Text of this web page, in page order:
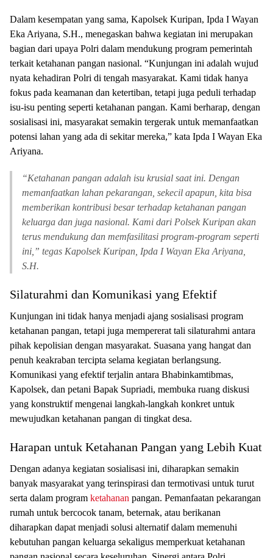
Dalam kesempatan yang sama, Kapolsek Kuripan, Ipda I Wayan
Eka Ariyana, S.H., menegaskan bahwa kegiatan ini merupakan
bagian dari upaya Polri dalam mendukung program pemerintah
terkait ketahanan pangan nasional. “Kunjungan ini adalah wujud
nyata kehadiran Polri di tengah masyarakat. Kami tidak hanya
fokus pada keamanan dan ketertiban, tetapi juga peduli terhadap
isu-isu penting seperti ketahanan pangan. Kami berharap, dengan
sosialisasi ini, masyarakat semakin tergerak untuk memanfaatkan
potensi lahan yang ada di sekitar mereka,” kata Ipda I Wayan Eka
Ariyana.
“Ketahanan pangan adalah isu krusial saat ini. Dengan
memanfaatkan lahan pekarangan, sekecil apapun, kita bisa
memberikan kontribusi besar terhadap ketahanan pangan
keluarga dan juga nasional. Kami dari Polsek Kuripan akan
terus mendukung dan memfasilitasi program-program seperti
ini,” tegas Kapolsek Kuripan, Ipda I Wayan Eka Ariyana,
S.H.
Silaturahmi dan Komunikasi yang Efektif
Kunjungan ini tidak hanya menjadi ajang sosialisasi program
ketahanan pangan, tetapi juga mempererat tali silaturahmi antara
pihak kepolisian dengan masyarakat. Suasana yang hangat dan
penuh keakraban tercipta selama kegiatan berlangsung.
Komunikasi yang efektif terjalin antara Bhabinkamtibmas,
Kapolsek, dan petani Bapak Supriadi, membuka ruang diskusi
yang konstruktif mengenai langkah-langkah konkret untuk
mewujudkan ketahanan pangan di tingkat desa.
Harapan untuk Ketahanan Pangan yang Lebih Kuat
Dengan adanya kegiatan sosialisasi ini, diharapkan semakin
banyak masyarakat yang terinspirasi dan termotivasi untuk turut
serta dalam program ketahanan pangan. Pemanfaatan pekarangan
rumah untuk bercocok tanam, beternak, atau berikanan
diharapkan dapat menjadi solusi alternatif dalam memenuhi
kebutuhan pangan keluarga sekaligus memperkuat ketahanan